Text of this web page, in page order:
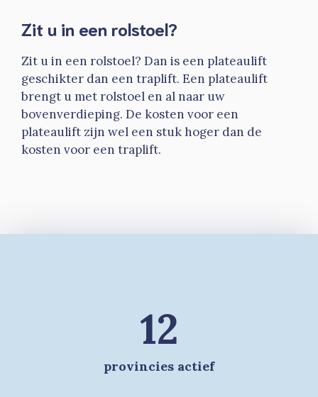
Zit u in een rolstoel?
Zit u in een rolstoel? Dan is een plateaulift
geschikter dan een traplift. Een plateaulift
brengt u met rolstoel en al naar uw
bovenverdieping. De kosten voor een
plateaulift zijn wel een stuk hoger dan de
kosten voor een traplift.
12
provincies actief